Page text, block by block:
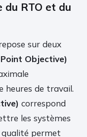
du RTO et du
sur deux
Objective)
heures de travail.
correspond
les systèmes
qualité permet